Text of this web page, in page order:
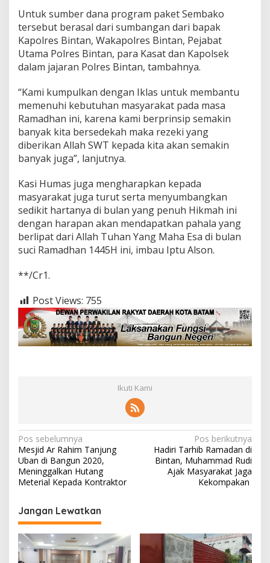
Untuk sumber dana program paket Sembako
tersebut berasal dari sumbangan dari bapak
Kapolres Bintan, Wakapolres Bintan, Pejabat
Utama Polres Bintan, para Kasat dan Kapolsek
dalam jajaran Polres Bintan, tambahnya.
“Kami kumpulkan dengan Iklas untuk membantu
memenuhi kebutuhan masyarakat pada masa
Ramadhan ini, karena kami berprinsip semakin
banyak kita bersedekah maka rezeki yang
diberikan Allah SWT kepada kita akan semakin
banyak juga”, lanjutnya.
Kasi Humas juga mengharapkan kepada
masyarakat juga turut serta menyumbangkan
sedikit hartanya di bulan yang penuh Hikmah ini
dengan harapan akan mendapatkan pahala yang
berlipat dari Allah Tuhan Yang Maha Esa di bulan
suci Ramadhan 1445H ini, imbau Iptu Alson.
**/Cr1.
Post Views: 755
Ikuti Kami
N
a
v
i
g
a
s
Pos sebelumnya
Mesjid Ar Rahim Tanjung
Uban di Bangun 2020,
Meninggalkan Hutang
Meterial Kepada Kontraktor
Pos berikutnya
Hadiri Tarhib Ramadan di
Bintan, Muhammad Rudi
Ajak Masyarakat Jaga
Kekompakan
Jangan Lewatkan